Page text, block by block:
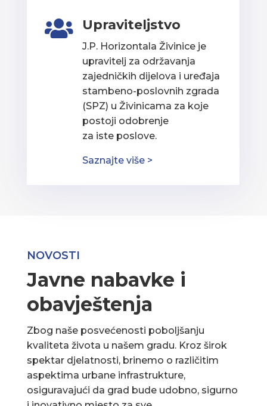
 Upraviteljstvo
J.P. Horizontala Živinice je
upravitelj za održavanja
zajedničkih dijelova i uređaja
stambeno-poslovnih zgrada
(SPZ) u Živinicama za koje
postoji odobrenje
za iste poslove.
Saznajte više >
NOVOSTI
Javne nabavke i
obavještenja
Zbog naše posvećenosti poboljšanju
kvaliteta života u našem gradu. Kroz širok
spektar djelatnosti, brinemo o različitim
aspektima urbane infrastrukture,
osiguravajući da grad bude udobno, sigurno